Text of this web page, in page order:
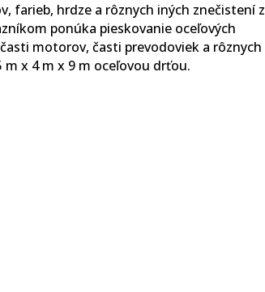
farieb, hrdze a rôznych iných znečistení z
ponúka pieskovanie oceľových
motorov, časti prevodoviek a rôznych
x 4 m x 9 m oceľovou drťou.